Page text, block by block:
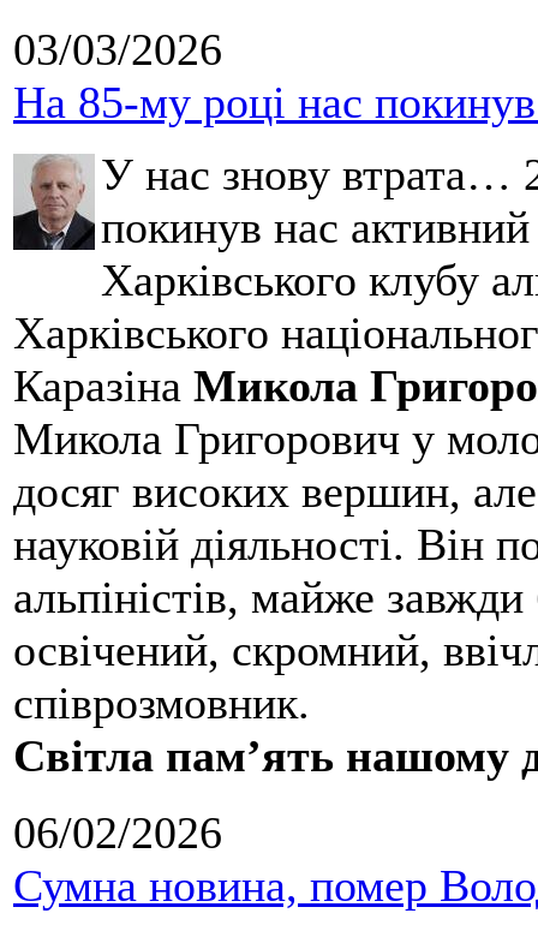
03/03/2026
На 85-му році нас
У нас знову втрата…
покинув нас
Харківського клубу
Харківського
Каразіна Микола
Микола Григорович у
досяг високих вершин,
науковій діяльності. Він
альпіністів, майже
освічений, скромний,
співрозмовник.
Світла пам’ять нашому
06/02/2026
Сумна новина, помер